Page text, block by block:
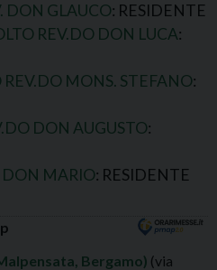
DON GLAUCO: RESIDENTE
REV.DO DON LUCA:
MONS. STEFANO:
DON AUGUSTO:
DON MARIO: RESIDENTE
Bergamo) (via